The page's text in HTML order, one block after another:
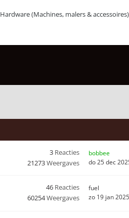
Hardware (Machines, malers & accessoires)
3 Reacties
21273Weergaves
bobbee
do 25 dec
46 Reacties
60254Weergaves
fuel
zo 19 jan